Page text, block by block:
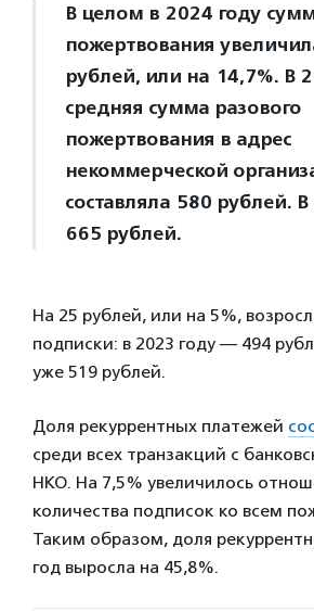
В целом в 2024 году
пожертвования
рублей, или на 14,7%. В
средняя сумма разового
пожертвования в адрес
некоммерческой
составляла 580 рублей.
665 рублей.
На 25 рублей, или на 5%,
подписки: в 2023 году — 494
уже 519 рублей.
Доля рекуррентных платежей
среди всех транзакций с
НКО. На 7,5% увеличилось
количества подписок ко всем
Таким образом, доля
год выросла на 45,8%.